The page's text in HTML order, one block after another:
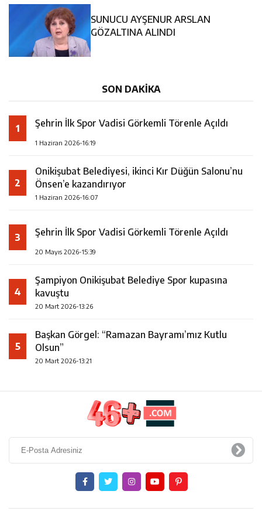
13:28 Yedi Güzel Adam Kütüphanesi ve Deneyim Müzesi
16:19 Şehrin İlk Spor Vadisi Görkemli Törenle Açıldı
SUNUCU AYŞENUR ARSLAN
GÖZALTINA ALINDI
SON DAKİKA
1 Şehrin İlk Spor Vadisi Görkemli Törenle Açıldı
1 Haziran 2026-16:19
2
Onikişubat Belediyesi, ikinci Kır Düğün Salonu’nu
Önsen’e kazandırıyor
1 Haziran 2026-16:07
3 Şehrin İlk Spor Vadisi Görkemli Törenle Açıldı
20 Mayıs 2026-15:39
4
Şampiyon Onikişubat Belediye Spor kupasına
kavuştu
20 Mart 2026-13:26
5
Başkan Görgel: “Ramazan Bayramı’mız Kutlu
Olsun”
20 Mart 2026-13:21